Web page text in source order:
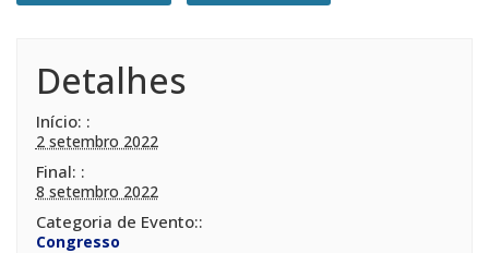
Detalhes
Início:
2 setembro 2022
Final:
8 setembro 2022
Categoria de Evento:
Congresso